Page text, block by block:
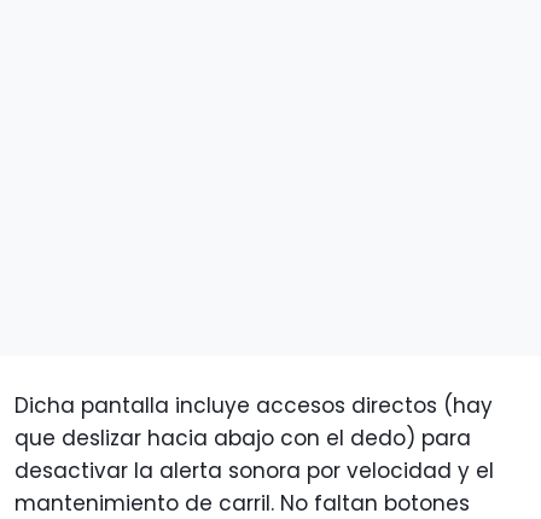
Dicha pantalla incluye accesos directos (hay
que deslizar hacia abajo con el dedo) para
desactivar la alerta sonora por velocidad y el
mantenimiento de carril. No faltan botones